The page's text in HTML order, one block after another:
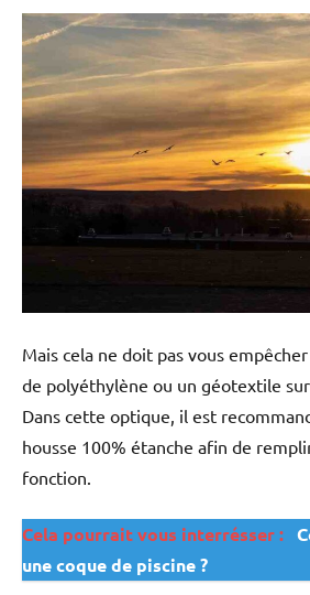
Mais cela ne doit pas vous
de polyéthylène ou un géotextile
Dans cette optique, il est
housse 100% étanche afin de
fonction.
Cela pourrait vous interrésser :
une coque de piscine ?